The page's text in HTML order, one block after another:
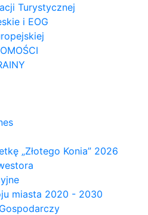
Turystycznej
i EOG
„Złotego Konia” 2026
miasta 2020 - 2030